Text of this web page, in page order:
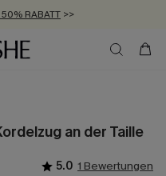
50% RABATT >>
EXTRA ERHALTEN
AB 89 €
an der Taille
5.0 1 Bewertungen